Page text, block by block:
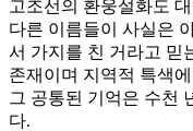
고조선의 환웅설화도
다른 이름들이 사실은
서 가지를 친 거라고 믿
존재이며 지역적 특색
그 공통된 기억은 수천
다.